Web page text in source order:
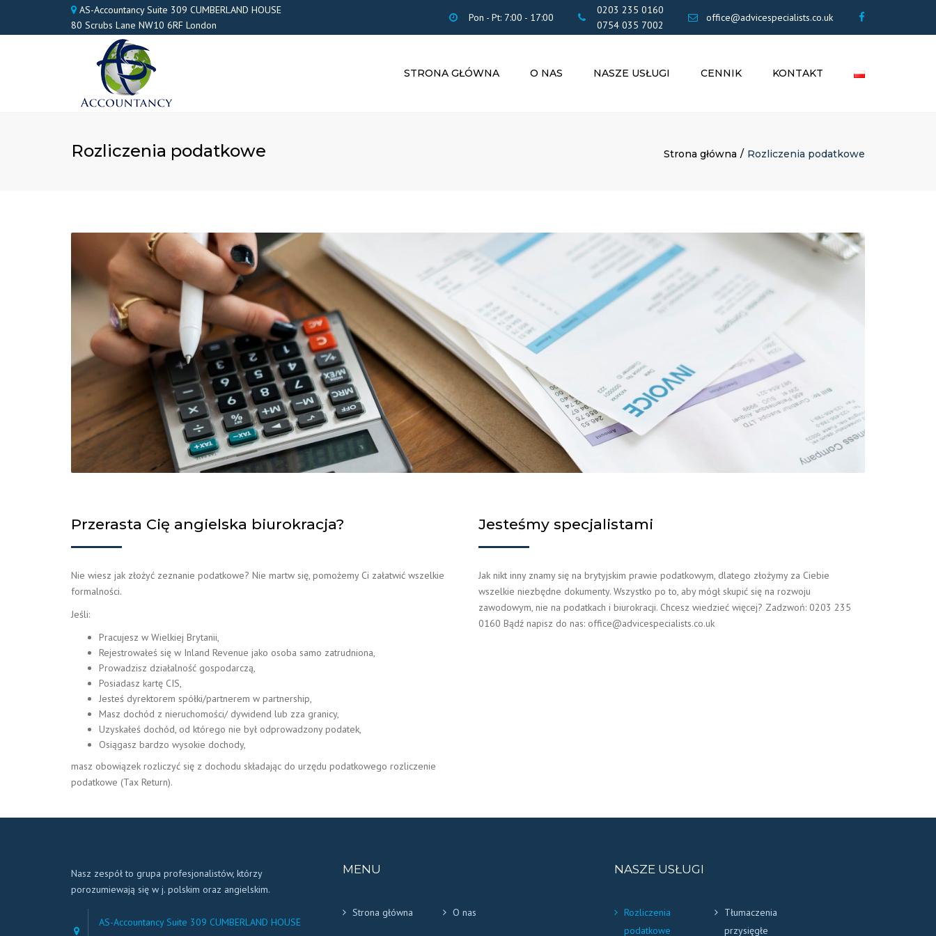
AS-Accountancy Suite 309 CUMBERLAND HOUSE
80 Scrubs Lane NW10 6RF London
Pon - Pt: 7:00 - 17:00
0203 235 0160
0754 035 7002
office@advicespecialists.co.uk
STRONA GŁÓWNA O NAS NASZE USŁUGI
INNE USŁUGI
CENNIK KONTAKT
Rozliczenia podatkowe Strona główna Rozliczenia podatkowe
Przerasta Cię angielska biurokracja?
Nie wiesz jak złożyć zeznanie podatkowe? Nie martw się, pomożemy Ci załatwić wszelkie
formalności.
Jeśli:
Pracujesz w Wielkiej Brytanii,
Rejestrowałeś się w Inland Revenue jako osoba samo zatrudniona,
Prowadzisz działalność gospodarczą,
Posiadasz kartę CIS,
Jesteś dyrektorem spółki/partnerem w partnership,
Masz dochód z nieruchomości/ dywidend lub zza granicy,
Uzyskałeś dochód, od którego nie był odprowadzony podatek,
Osiągasz bardzo wysokie dochody,
masz obowiązek rozliczyć się z dochodu składając do urzędu podatkowego rozliczenie
podatkowe (Tax Return).
Jesteśmy specjalistami
Jak nikt inny znamy się na brytyjskim prawie podatkowym, dlatego złożymy za Ciebie
wszelkie niezbędne dokumenty. Wszystko po to, aby mógł skupić się na rozwoju
zawodowym, nie na podatkach i biurokracji. Chcesz wiedzieć więcej? Zadzwoń: 0203 235
0160 Bądź napisz do nas: office@advicespecialists.co.uk
Nasz zespół to grupa profesjonalistów, którzy
porozumiewają się w j. polskim oraz angielskim.
AS-Accountancy Suite 309 CUMBERLAND HOUSE
MENU
Strona główna O nas
NASZE USŁUGI
Rozliczenia
podatkowe
Tłumaczenia
przysięgłe